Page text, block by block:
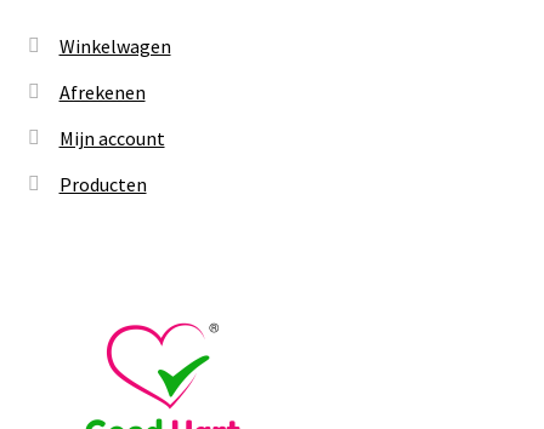
Winkelwagen
Afrekenen
Mijn account
Producten